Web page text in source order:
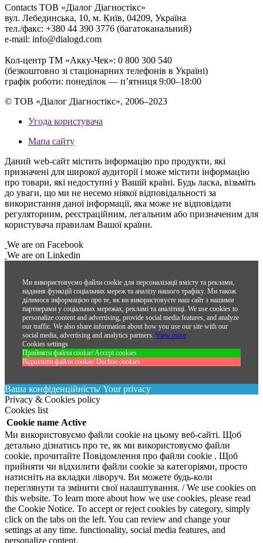
Contacts ТОВ «Діалог Діагностікс»
вул. Лебединська, 10, м. Київ, 04209, Україна
тел./факс: +380 44 390 3776 (багатоканальний)
e-mail: info@dialogd.com
Кол-центр ТМ «Акку-Чек»: 0 800 300 540
(безкоштовно зі стаціонарних телефонів в Україні)
графік роботи: понеділок — п’ятниця 9:00–18:00
© ТОВ «Діалог Діагностікс», 2006–2023
Угода користувача
Мапа сайту
Даний web-сайт містить інформацію про продукти, які
призначені для широкої аудиторії і може містити інформацію
про товари, які недоступні у Вашій країні. Будь ласка, візьміть
до уваги, що ми не несемо ніякої відповідальності за
використання даної інформації, яка може не відповідати
регуляторним, реєстраційним, легальним або призначеним для
користувача правилам Вашої країни.
We are on Facebook
We are on Linkedin
Ми використовуємо файли cookie для персоналізації вмісту та реклами,
надання функцій соціальних мереж та аналізу нашого трафіку. Ми також
ділимося інформацією про те, як ви використовуєте наш сайт з нашими
партнерами у соціальних мережах, рекламі та аналітиці. We use cookies to
personalize content and advertising, provide social media features, and analyze
our traffic. We also share information about how you use our site with our
social media, advertising and analytics partners. View more
Cookies settings
Прийняти файли cookie/ Accept cookies
Відхилити файли cookie/ Decline cookies
Ваша конфіденційність/ Your privacy
Privacy & Cookies policy
Cookies list
Cookie name Active
Ми використовуємо файли cookie на цьому веб-сайті. Щоб
детально дізнатись про те, як ми використовуємо файли
cookie, прочитайте Повідомлення про файли cookie . Щоб
прийняти чи відхилити файли cookie за категоріями, просто
натисніть на вкладки ліворуч. Ви можете будь-коли
переглянути та змінити свої налаштування. / We use cookies on
this website. To learn more about how we use cookies, please read
the Cookie Notice. To accept or reject cookies by category, simply
click on the tabs on the left. You can review and change your
settings at any time. functionality, social media features, and
personalize content.